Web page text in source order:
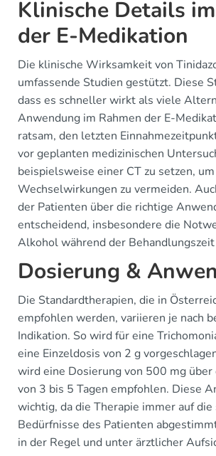
Klinische Details
der E-Medikation
Die klinische Wirksamkeit von
umfassende Studien gestützt. Diese
dass es schneller wirkt als viele
Anwendung im Rahmen der E-
ratsam, den letzten
vor geplanten medizinischen
beispielsweise einer CT zu setzen,
Wechselwirkungen zu vermeiden.
der Patienten über die richtige
entscheidend, insbesondere die
Alkohol während der
Dosierung &
Die Standardtherapien, die in
empfohlen werden, variieren je nach
Indikation. So wird für eine
eine Einzeldosis von 2 g
wird eine Dosierung von 500 mg über
von 3 bis 5 Tagen empfohlen. Diese
wichtig, da die Therapie immer auf die
Bedürfnisse des Patienten
in der Regel und unter ärztlicher